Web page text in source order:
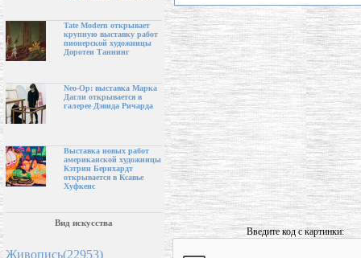
Tate Modern открывает
крупную выставку работ
пионерской художницы
Доротеи Таннинг
Neo-Op: выставка Марка
Дагли открывается в
галерее Дэвида Ричарда
Выставка новых работ
американской художницы
Кэтрин Бернхардт
открывается в Ксавье
Хуфкенс
Вид искусства
Живопись(22953)
Введите код с картинки: